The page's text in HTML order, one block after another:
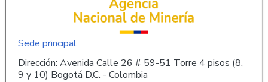
Sede principal
Dirección: Avenida Calle 26 # 59-51 Torre 4 pisos (8,
9 y 10) Bogotá D.C. - Colombia